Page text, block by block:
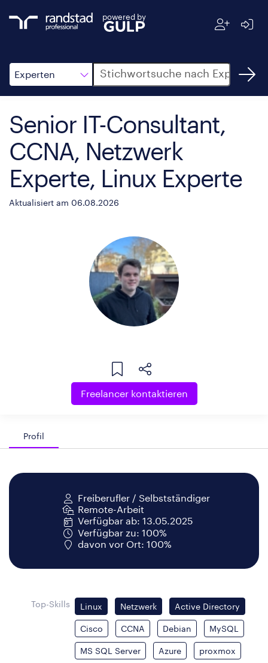
powered by
Experten
Suche
Senior IT-Consultant,
CCNA, Netzwerk
Experte, Linux Experte
Aktualisiert am 06.08.2026
Freelancer kontaktieren
Profil
Freiberufler / Selbstständiger
Remote-Arbeit
Verfügbar ab: 13.05.2025
Verfügbar zu: 100%
davon vor Ort: 100%
Top-Skills Linux Netzwerk Active Directory
Cisco CCNA Debian MySQL
MS SQL Server Azure proxmox